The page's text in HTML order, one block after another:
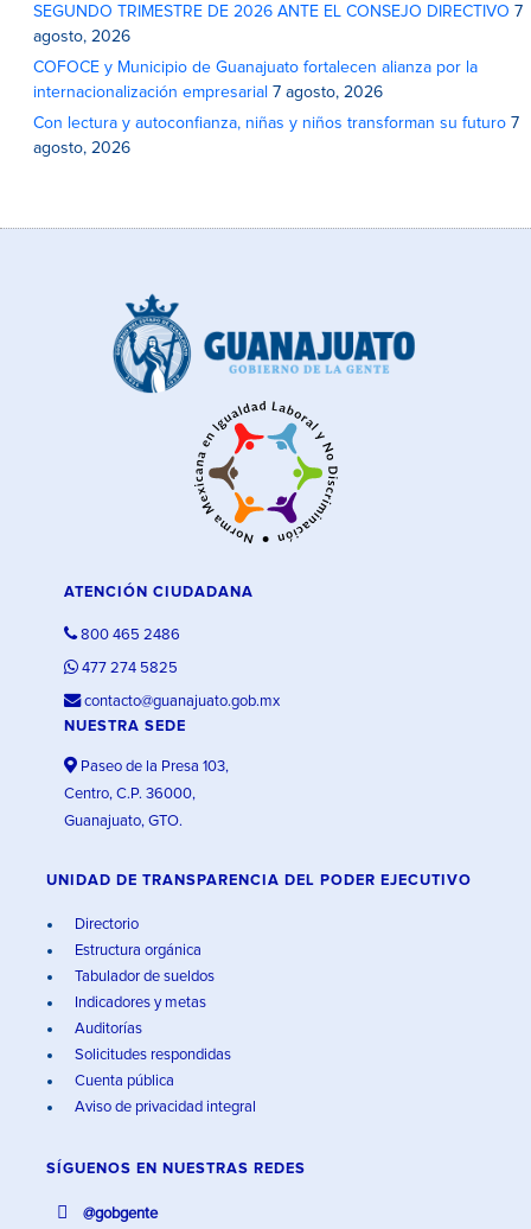
SEGUNDO TRIMESTRE DE 2026 ANTE EL CONSEJO DIRECTIVO 7
agosto, 2026
COFOCE y Municipio de Guanajuato fortalecen alianza por la
internacionalización empresarial 7 agosto, 2026
Con lectura y autoconfianza, niñas y niños transforman su futuro 7
agosto, 2026
ATENCIÓN CIUDADANA
800 465 2486
477 274 5825
contacto@guanajuato.gob.mx
NUESTRA SEDE
Paseo de la Presa 103,
Centro, C.P. 36000,
Guanajuato, GTO.
UNIDAD DE TRANSPARENCIA DEL PODER EJECUTIVO
Directorio
Estructura orgánica
Tabulador de sueldos
Indicadores y metas
Auditorías
Solicitudes respondidas
Cuenta pública
Aviso de privacidad integral
SÍGUENOS EN NUESTRAS REDES
@gobgente